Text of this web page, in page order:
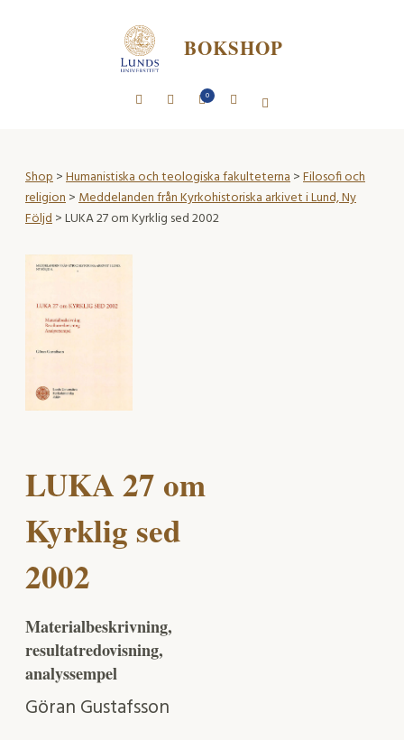
BOKSHOP
0
Shop>Humanistiska och teologiska fakulteterna>Filosofi och
religion>Meddelanden från Kyrkohistoriska arkivet i Lund, Ny
Följd> LUKA 27 om Kyrklig sed 2002
LUKA 27 om
Kyrklig sed
2002
Materialbeskrivning,
resultatredovisning,
analyssempel
Göran Gustafsson